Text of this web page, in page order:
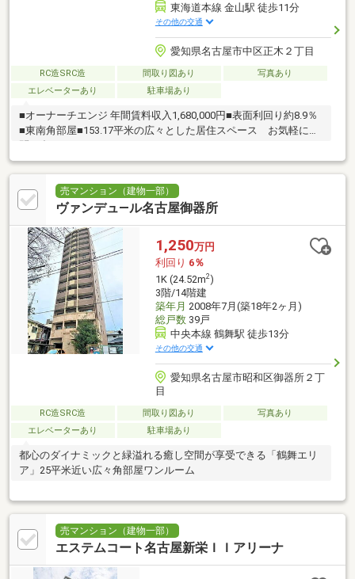
東海道本線 金山駅 徒歩11分
その他の交通
愛知県名古屋市中区正木２丁目
RC造SRC造 間取り図あり
写真あり
エレベーターあり
駐車場あり
■オーナーチエンジ 年間賃料収入1,680,000円■表面利回り約8.9％
■東南角部屋■153.17平米の広々とした居住スペース お気軽にお
問い合わせを
売マンション（建物一部）
ヴァンデュ―ル名古屋御器所
1,250万円
利回り 6％
1K (24.52m2)
3階/14階建
築年月 2008年7月(築18年2ヶ月)
総戸数39戸
中央本線 鶴舞駅 徒歩13分
その他の交通
愛知県名古屋市昭和区御器所２丁
目
RC造SRC造 間取り図あり
写真あり
エレベーターあり
駐車場あり
都心のダイナミックと緑溢れる癒し空間が享受できる「鶴舞エリ
ア」25平米近い広々角部屋ワンルーム
売マンション（建物一部）
エステムコート名古屋新栄ＩＩアリーナ